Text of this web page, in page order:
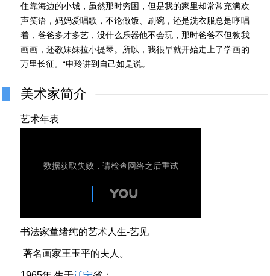
住靠海边的小城，虽然那时穷困，但是我的家里却常常充满欢
声笑语，妈妈爱唱歌，不论做饭、刷碗，还是洗衣服总是哼唱
着，爸爸多才多艺，没什么乐器他不会玩，那时爸爸不但教我
画画，还教妹妹拉小提琴。所以，我很早就开始走上了学画的
万里长征。“申玲讲到自己如是说。
美术家简介
艺术年表
书法家董绪纯的艺术人生-艺见
著名画家王玉平的夫人。